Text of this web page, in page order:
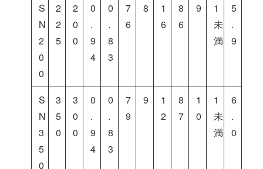
S
N
2
0
0
2
2
5
2
0
0
0
.
9
4
0
.
8
3
7
6
8
1
6
8
6
9
1
未
満
5
.
9
S
N
3
5
0
3
5
0
3
0
0
0
.
9
4
0
.
8
3
7
9
9
1
2
8
7
1
0
1
未
満
6
.
0